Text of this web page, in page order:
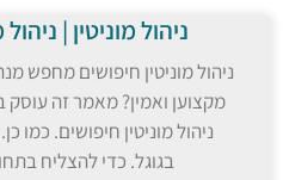
ניהול מוניטין | ניהול
ניהול מוניטין חיפושים מחפש
מקצוען ואמין? מאמר זה
ניהול מוניטין חיפושים. כמו
בגוגל. כדי להצליח